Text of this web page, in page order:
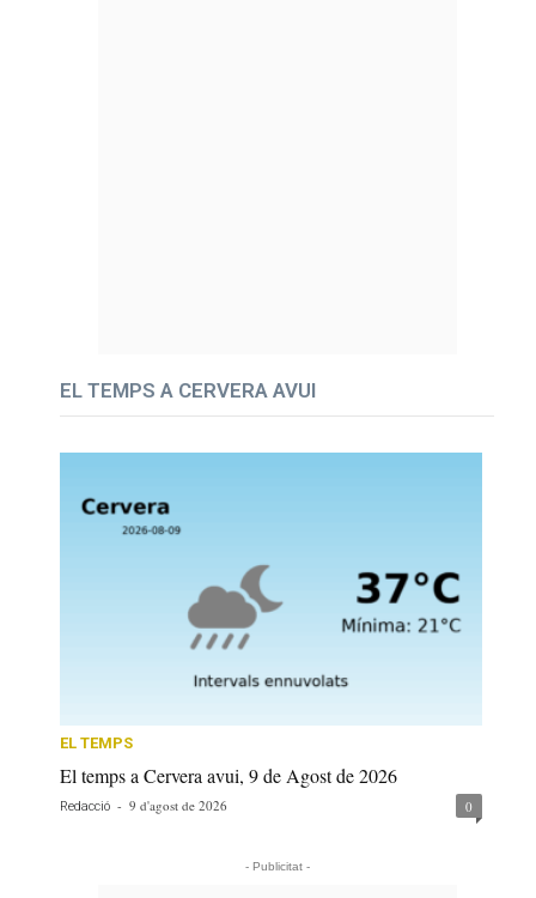
EL TEMPS A CERVERA AVUI
EL TEMPS
El temps a Cervera avui, 9 de Agost de 2026
Redacció - 9 d'agost de 2026 0
- Publicitat -